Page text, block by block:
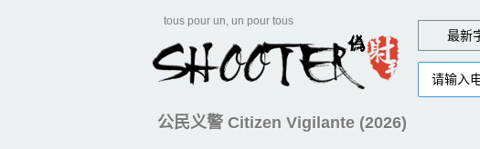
tous pour un, un pour tous
最新
公民义警 Citizen Vigilante (2026)